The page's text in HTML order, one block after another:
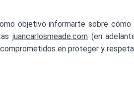
objetivo informarte sobre cómo
juancarlosmeade.com(en
en proteger y